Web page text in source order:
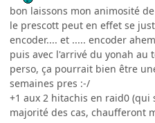
bon laissons mon animosité
le prescott peut en effet se
encoder.... et ..... encoder
puis avec l'arrivé du yonah
perso, ça pourrait bien être
semaines pres :-/
+1 aux 2 hitachis en raid0
majorité des cas, chaufferont